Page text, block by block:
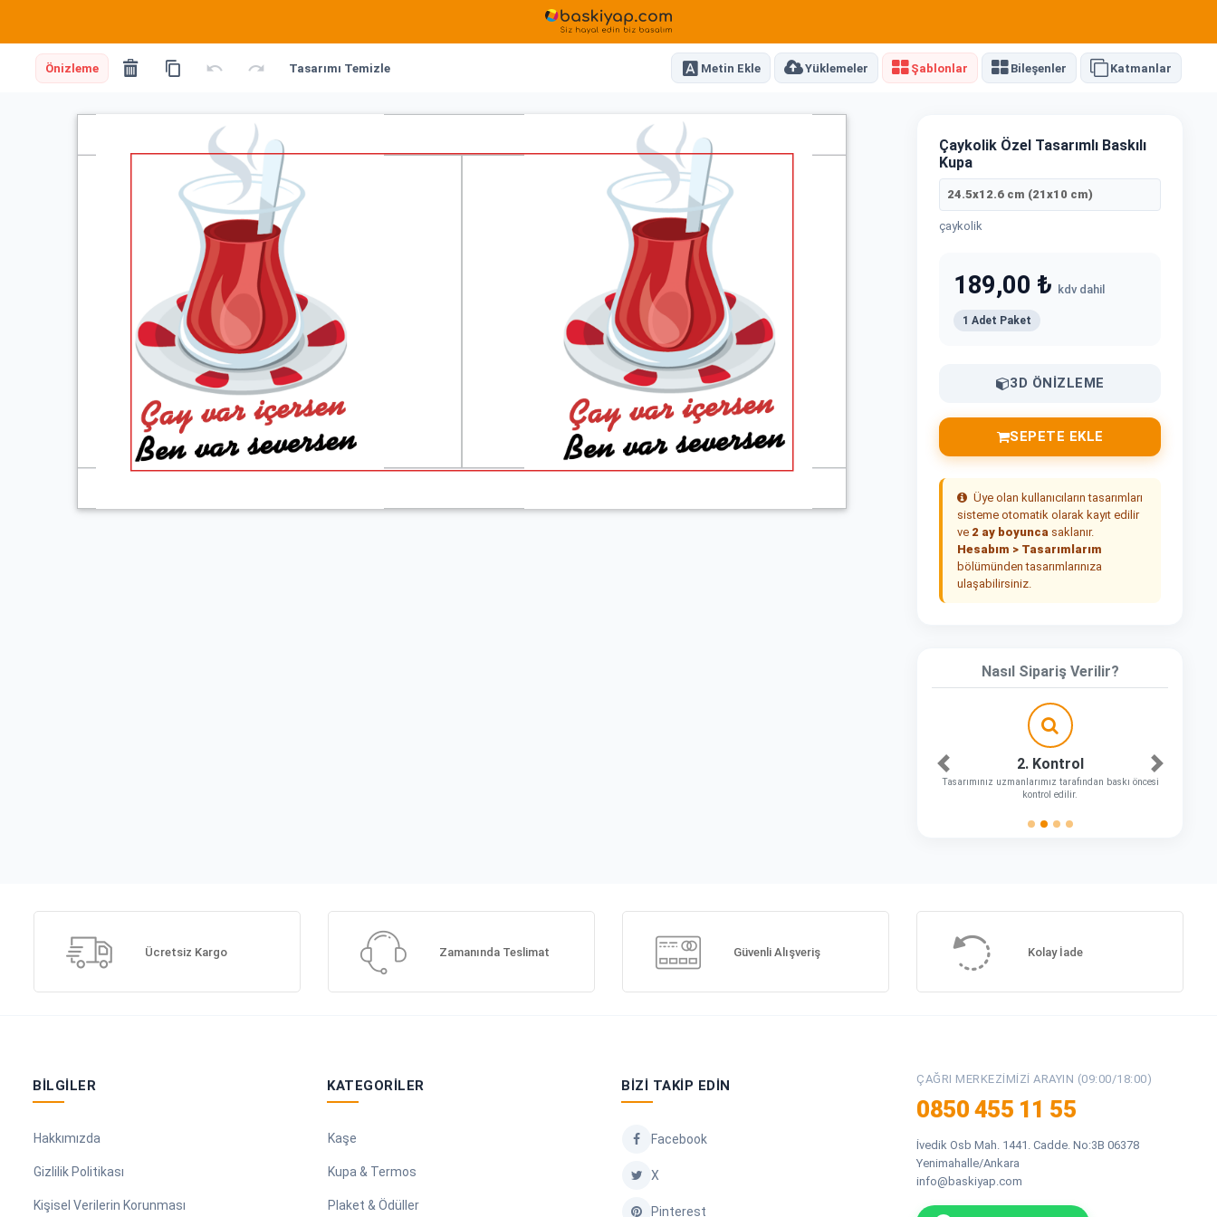
Önizleme Tasarımı Temizle Metin Ekle Yüklemeler Şablonlar Bileşenler Katmanlar
Çaykolik Özel Tasarımlı Baskılı
Kupa
24.5x12.6 cm (21x10 cm)
çaykolik
189,00 ₺ kdv dahil
1 Adet Paket
3D ÖNIZLEME
SEPETE EKLE
Üye olan kullanıcıların tasarımları
sisteme otomatik olarak kayıt edilir
ve 2 ay boyunca saklanır.
Hesabım > Tasarımlarım
bölümünden tasarımlarınıza
ulaşabilirsiniz.
Nasıl Sipariş Verilir?
2. Kontrol
Tasarımınız uzmanlarımız tarafından baskı öncesi
kontrol edilir.
Önceki Sonraki
Ücretsiz Kargo Zamanında Teslimat Güvenli Alışveriş Kolay İade
BILGILER
Hakkımızda
Gizlilik Politikası
Kişisel Verilerin Korunması
KATEGORILER
Kaşe
Kupa & Termos
Plaket & Ödüller
BIZI TAKIP EDIN
Facebook
X
Pinterest
ÇAĞRI MERKEZIMIZI ARAYIN (09:00/18:00)
0850 455 11 55
İvedik Osb Mah. 1441. Cadde. No:3B 06378
Yenimahalle/Ankara
info@baskiyap.com